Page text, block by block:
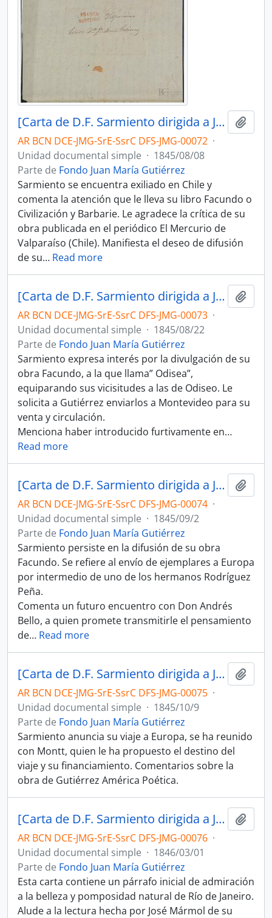
[Carta de D.F. Sarmiento dirigida a Juan María Gutiérrez]
AR BCN DCE-JMG-SrE-SsrC DFS-JMG-00072 ·
Unidad documental simple · 1845/08/08
Parte de Fondo Juan María Gutiérrez
Sarmiento se encuentra exiliado en Chile y
comenta la atención que le lleva su libro Facundo o
Civilización y Barbarie. Le agradece la crítica de su
obra publicada en el periódico El Mercurio de
Valparaíso (Chile). Manifiesta el deseo de difusión
de su… Read more
[Carta de D.F. Sarmiento dirigida a Juan María Gutiérrez]
AR BCN DCE-JMG-SrE-SsrC DFS-JMG-00073 ·
Unidad documental simple · 1845/08/22
Parte de Fondo Juan María Gutiérrez
Sarmiento expresa interés por la divulgación de su
obra Facundo, a la que llama” Odisea”,
equiparando sus vicisitudes a las de Odiseo. Le
solicita a Gutiérrez enviarlos a Montevideo para su
venta y circulación.
Menciona haber introducido furtivamente en…
Read more
[Carta de D.F. Sarmiento dirigida a Juan María Gutiérrez]
AR BCN DCE-JMG-SrE-SsrC DFS-JMG-00074 ·
Unidad documental simple · 1845/09/2
Parte de Fondo Juan María Gutiérrez
Sarmiento persiste en la difusión de su obra
Facundo. Se refiere al envío de ejemplares a Europa
por intermedio de uno de los hermanos Rodríguez
Peña.
Comenta un futuro encuentro con Don Andrés
Bello, a quien promete transmitirle el pensamiento
de… Read more
[Carta de D.F. Sarmiento dirigida a Juan María Gutiérrez]
AR BCN DCE-JMG-SrE-SsrC DFS-JMG-00075 ·
Unidad documental simple · 1845/10/9
Parte de Fondo Juan María Gutiérrez
Sarmiento anuncia su viaje a Europa, se ha reunido
con Montt, quien le ha propuesto el destino del
viaje y su financiamiento. Comentarios sobre la
obra de Gutiérrez América Poética.
[Carta de D.F. Sarmiento dirigida a Juan María Gutiérrez]
AR BCN DCE-JMG-SrE-SsrC DFS-JMG-00076 ·
Unidad documental simple · 1846/03/01
Parte de Fondo Juan María Gutiérrez
Esta carta contiene un párrafo inicial de admiración
a la belleza y pomposidad natural de Río de Janeiro.
Alude a la lectura hecha por José Mármol de su